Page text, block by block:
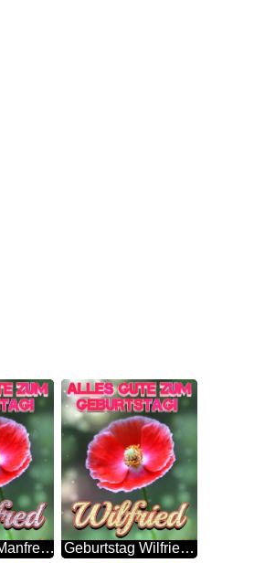
Geburtstag Manfred Blue Poppy Card Background Geburtstag Wilfried Blue Poppy Card Background